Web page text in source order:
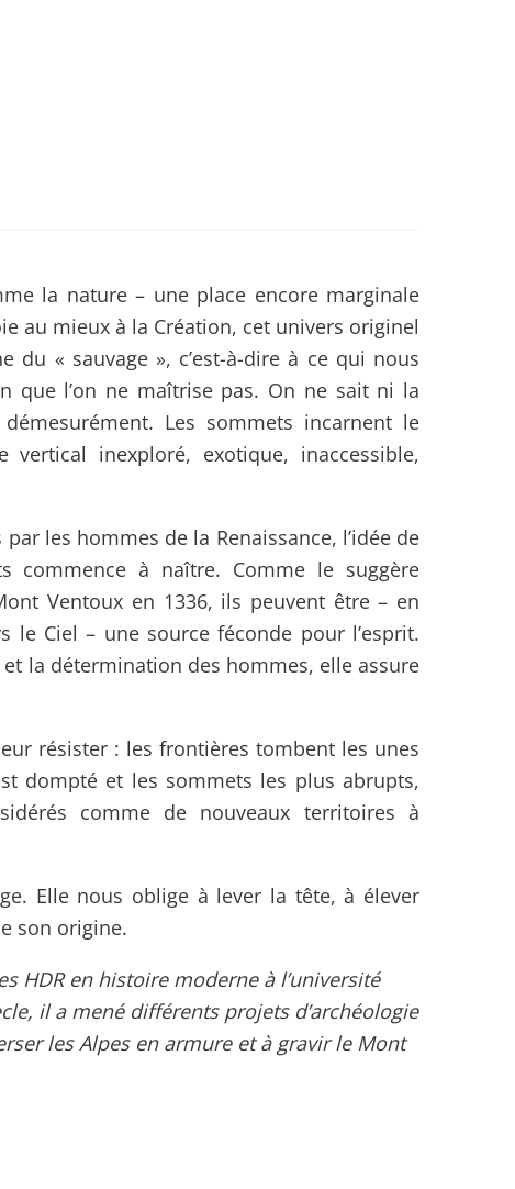
la nature – une place encore marginale
au mieux à la Création, cet univers originel
« sauvage », c’est-à-dire à ce qui nous
que l’on ne maîtrise pas. On ne sait ni la
démesurément. Les sommets incarnent le
vertical inexploré, exotique, inaccessible,
les hommes de la Renaissance, l’idée de
commence à naître. Comme le suggère
Ventoux en 1336, ils peuvent être – en
le Ciel – une source féconde pour l’esprit.
la détermination des hommes, elle assure
résister : les frontières tombent les unes
dompté et les sommets les plus abrupts,
comme de nouveaux territoires à
Elle nous oblige à lever la tête, à élever
son origine.
HDR en histoire moderne à l’université
il a mené différents projets d’archéologie
les Alpes en armure et à gravir le Mont